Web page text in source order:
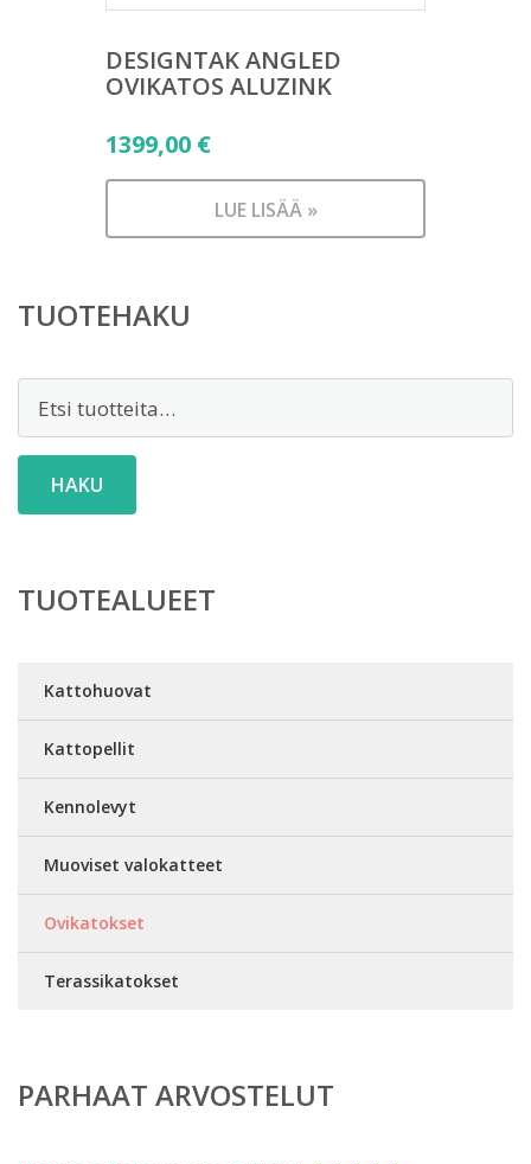
DESIGNTAK ANGLED
OVIKATOS ALUZINK
1399,00 €
LUE LISÄÄ »
TUOTEHAKU
HAKU
TUOTEALUEET
Kattohuovat
Kattopellit
Kennolevyt
Muoviset valokatteet
Ovikatokset
Terassikatokset
PARHAAT ARVOSTELUT